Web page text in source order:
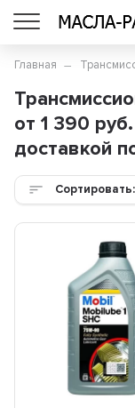
Главная
от 1 390
доставкой
Сортировать: